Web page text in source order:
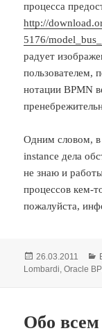
процесса
http://
5176/
радует
пользователем,
нотации BPMN
Одним словом, в
instance дела
не знаю и
процессов кем-
пожалуйста,
Опубликовано
26.03.2011
Lombardi,Oracle
Обо